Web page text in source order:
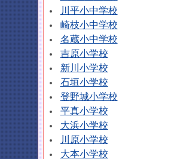
川平小中学校
崎枝小中学校
名蔵小中学校
吉原小学校
新川小学校
石垣小学校
登野城小学校
平真小学校
大浜小学校
川原小学校
大本小学校